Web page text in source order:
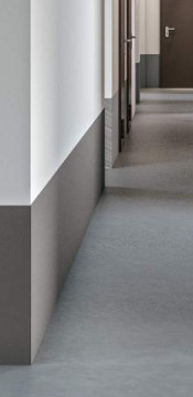
скидка до 2%. Скидку
можно получить при
Характеристики
О помещении
Где находится
Контакты
Другие
Характеристики
№ объявления
Дата размещения
27.08.2025
Город
Люберцы